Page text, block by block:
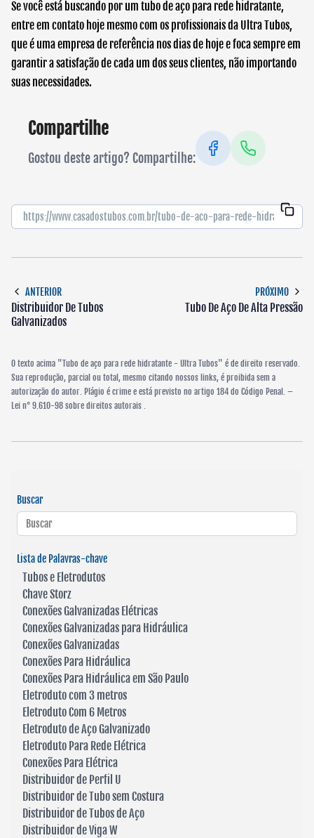
Se você está buscando por um tubo de aço para rede hidratante,
entre em contato hoje mesmo com os profissionais da Ultra Tubos,
que é uma empresa de referência nos dias de hoje e foca sempre em
garantir a satisfação de cada um dos seus clientes, não importando
suas necessidades.
Compartilhe
Gostou deste artigo? Compartilhe:
ANTERIOR
Distribuidor De Tubos
Galvanizados
PRÓXIMO
Tubo De Aço De Alta Pressão
O texto acima "Tubo de aço para rede hidratante - Ultra Tubos" é de direito reservado.
Sua reprodução, parcial ou total, mesmo citando nossos links, é proibida sem a
autorização do autor. Plágio é crime e está previsto no artigo 184 do Código Penal. –
Lei n° 9.610-98 sobre direitos autorais
Buscar
Lista de Palavras-chave
Tubos e Eletrodutos
Chave Storz
Conexões Galvanizadas Elétricas
Conexões Galvanizadas para Hidráulica
Conexões Galvanizadas
Conexões Para Hidráulica
Conexões Para Hidráulica em São Paulo
Eletroduto com 3 metros
Eletroduto Com 6 Metros
Eletroduto de Aço Galvanizado
Eletroduto Para Rede Elétrica
Conexões Para Elétrica
Distribuidor de Perfil U
Distribuidor de Tubo sem Costura
Distribuidor de Tubos de Aço
Distribuidor de Viga W